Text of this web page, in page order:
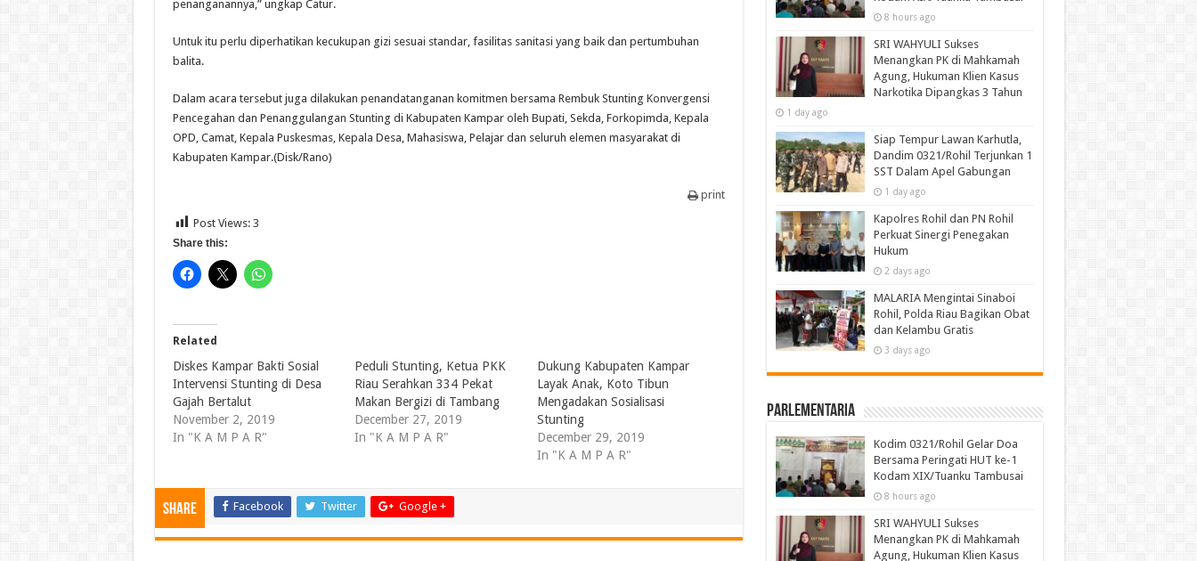
penanganannya,” ungkap Catur.
Untuk itu perlu diperhatikan kecukupan gizi sesuai standar, fasilitas sanitasi yang baik dan pertumbuhan
balita.
Dalam acara tersebut juga dilakukan penandatanganan komitmen bersama Rembuk Stunting Konvergensi
Pencegahan dan Penanggulangan Stunting di Kabupaten Kampar oleh Bupati, Sekda, Forkopimda, Kepala
OPD, Camat, Kepala Puskesmas, Kepala Desa, Mahasiswa, Pelajar dan seluruh elemen masyarakat di
Kabupaten Kampar.(Disk/Rano)
print
Post Views: 3
Share this:
Related
Diskes Kampar Bakti Sosial
Intervensi Stunting di Desa
Gajah Bertalut
November 2, 2019
In "K A M P A R"
Peduli Stunting, Ketua PKK
Riau Serahkan 334 Pekat
Makan Bergizi di Tambang
December 27, 2019
In "K A M P A R"
Dukung Kabupaten Kampar
Layak Anak, Koto Tibun
Mengadakan Sosialisasi
Stunting
December 29, 2019
In "K A M P A R"
Share Facebook Twitter Google +
8 hours ago
SRI WAHYULI Sukses
Menangkan PK di Mahkamah
Agung, Hukuman Klien Kasus
Narkotika Dipangkas 3 Tahun
1 day ago
Siap Tempur Lawan Karhutla,
Dandim 0321/Rohil Terjunkan 1
SST Dalam Apel Gabungan
1 day ago
Kapolres Rohil dan PN Rohil
Perkuat Sinergi Penegakan
Hukum
2 days ago
MALARIA Mengintai Sinaboi
Rohil, Polda Riau Bagikan Obat
dan Kelambu Gratis
3 days ago
Parlementaria
Kodim 0321/Rohil Gelar Doa
Bersama Peringati HUT ke-1
Kodam XIX/Tuanku Tambusai
8 hours ago
SRI WAHYULI Sukses
Menangkan PK di Mahkamah
Agung, Hukuman Klien Kasus